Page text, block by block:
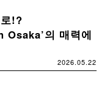
!?
의 매력에
2026.05.22